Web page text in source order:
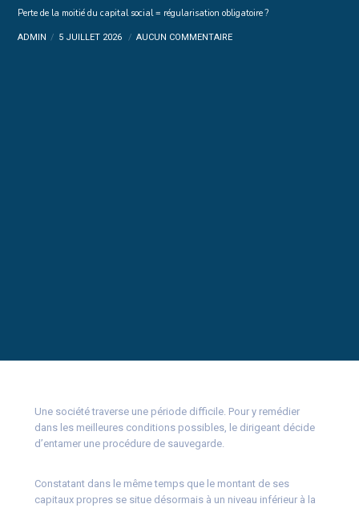
Perte de la moitié du capital social = régularisation obligatoire ?
ADMIN 5 JUILLET 2026 AUCUN COMMENTAIRE
Une société traverse une période difficile. Pour y remédier
dans les meilleures conditions possibles, le dirigeant décide
d’entamer une procédure de sauvegarde.
Constatant dans le même temps que le montant de ses
capitaux propres se situe désormais à un niveau inférieur à la